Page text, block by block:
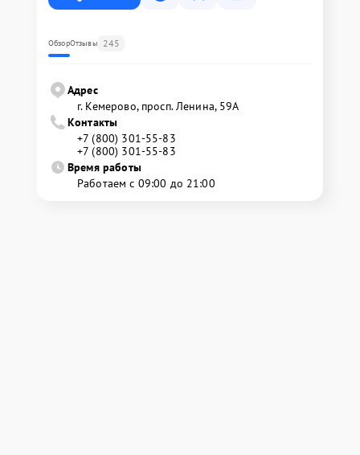
ОбзорОтзывы 245
Адрес
г. Кемерово, просп. Ленина, 59А
Контакты
+7 (800) 301-55-83
+7 (800) 301-55-83
Время работы
Работаем с 09:00 до 21:00